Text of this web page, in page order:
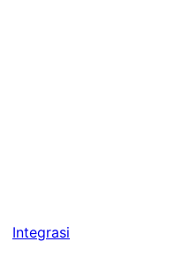
Integrasi